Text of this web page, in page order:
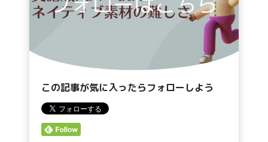
この記事が気に入ったらフォローしよう